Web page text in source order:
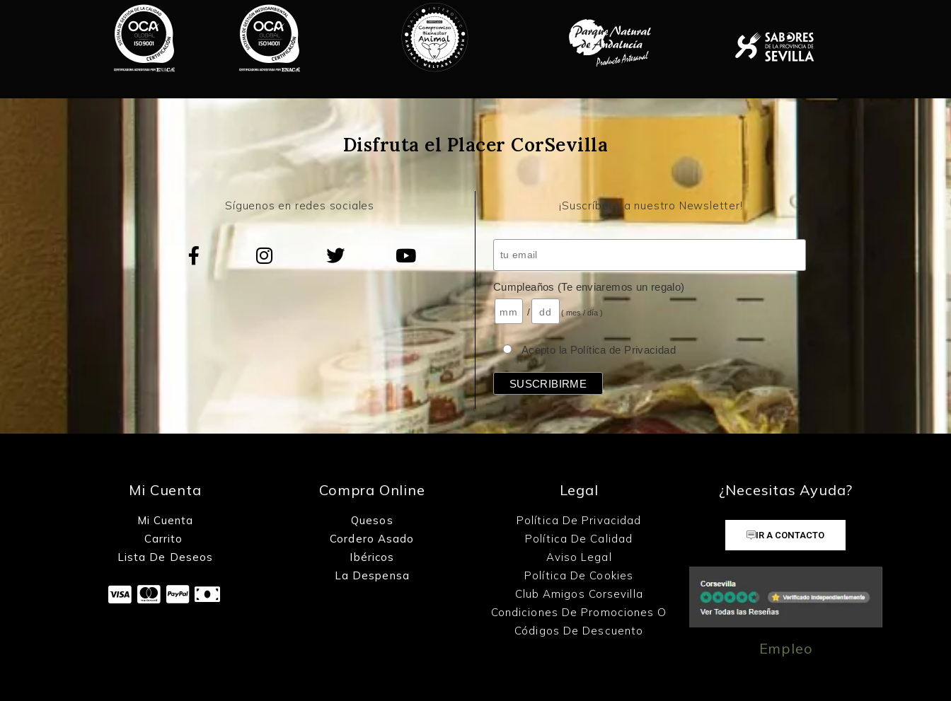
Disfruta el Placer CorSevilla
Síguenos en redes sociales ¡Suscríbete a nuestro Newsletter!
Cumpleaños (Te enviaremos un regalo)
/ ( mes / día )
Acepto la Política de Privacidad
Mi Cuenta
Mi Cuenta
Carrito
Lista De Deseos
Compra Online
Quesos
Cordero Asado
Ibéricos
La Despensa
Legal
Política De Privacidad
Política De Calidad
Aviso Legal
Política De Cookies
Club Amigos Corsevilla
Condiciones De Promociones O
Códigos De Descuento
¿Necesitas Ayuda?
IR A CONTACTO
Empleo